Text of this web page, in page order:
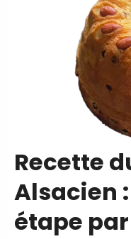
Recette
Alsacien
étape